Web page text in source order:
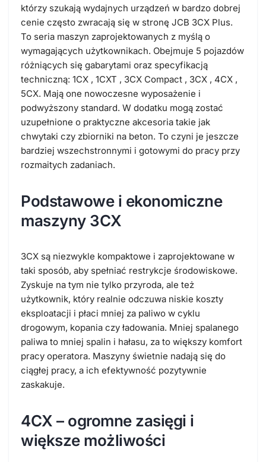
którzy szukają wydajnych urządzeń w bardzo dobrej
cenie często zwracają się w stronę JCB 3CX Plus.
To seria maszyn zaprojektowanych z myślą o
wymagających użytkownikach. Obejmuje 5 pojazdów
różniących się gabarytami oraz specyfikacją
techniczną: 1CX , 1CXT , 3CX Compact , 3CX , 4CX ,
5CX. Mają one nowoczesne wyposażenie i
podwyższony standard. W dodatku mogą zostać
uzupełnione o praktyczne akcesoria takie jak
chwytaki czy zbiorniki na beton. To czyni je jeszcze
bardziej wszechstronnymi i gotowymi do pracy przy
rozmaitych zadaniach.
Podstawowe i ekonomiczne
maszyny 3CX
3CX są niezwykle kompaktowe i zaprojektowane w
taki sposób, aby spełniać restrykcje środowiskowe.
Zyskuje na tym nie tylko przyroda, ale też
użytkownik, który realnie odczuwa niskie koszty
eksploatacji i płaci mniej za paliwo w cyklu
drogowym, kopania czy ładowania. Mniej spalanego
paliwa to mniej spalin i hałasu, za to większy komfort
pracy operatora. Maszyny świetnie nadają się do
ciągłej pracy, a ich efektywność pozytywnie
zaskakuje.
4CX – ogromne zasięgi i
większe możliwości